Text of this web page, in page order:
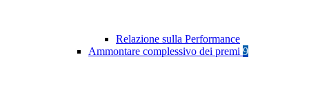
Relazione sulla Performance
Ammontare complessivo dei premi 9